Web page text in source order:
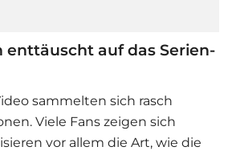
enttäuscht auf das Serien-
sammelten sich rasch
Viele Fans zeigen sich
vor allem die Art, wie die